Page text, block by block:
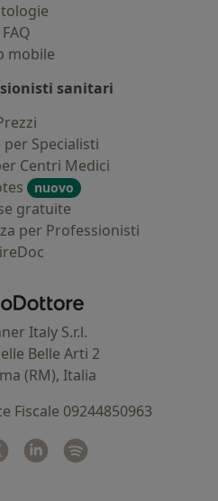
FAQ
mobile
sanitari
per Specialisti
Centri Medici
nuovo
gratuite
per Professionisti
MioDottore - Homepage
Italy S.r.l.
Belle Arti 2
(RM), Italia
Fiscale 09244850963
in una nuova scheda
Twitter
si apre in una nuova scheda
Linkedin
si apre in una nuova